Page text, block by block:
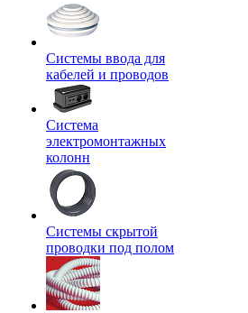
Системы ввода для
кабелей и проводов
Система
электромонтажных
колонн
Системы скрытой
проводки под полом